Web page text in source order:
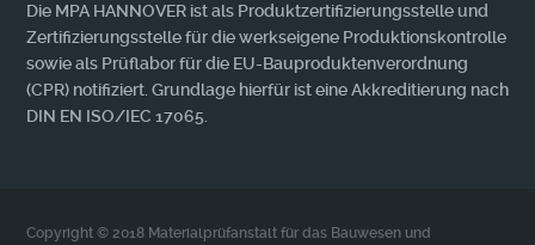
Die MPA HANNOVER ist als Produktzertifizierungsstelle und
Zertifizierungsstelle für die werkseigene Produktionskontrolle
sowie als Prüflabor für die EU-Bauproduktenverordnung
(CPR) notifiziert. Grundlage hierfür ist eine Akkreditierung nach
DIN EN ISO/IEC 17065.
Copyright © 2018 Materialprüfanstalt für das Bauwesen und